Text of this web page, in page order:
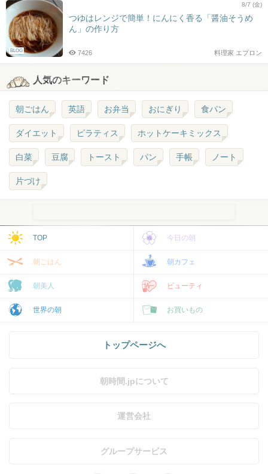
BLOG
8/7 (金)
つゆはレンジで簡単！にんにく香る「醤油そうめ
ん」の作り方
料理家 エプロン
7426
人気のキーワード
朝ごはん 英語 お弁当 おにぎり 食パン
ダイエット ピラティス ホットケーキミックス
白菜 豆腐 トースト パン 手帳 ノート
片づけ
TOP 今日の朝
朝ごはん 朝カフェ
朝美人 ビューティ
世界の朝 お買いもの
トップページへ
朝時間.jpについて
運営会社
グループサービス